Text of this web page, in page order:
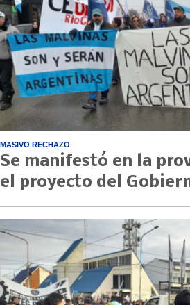
MASIVO RECHAZO
Se manifestó en la
el proyecto del